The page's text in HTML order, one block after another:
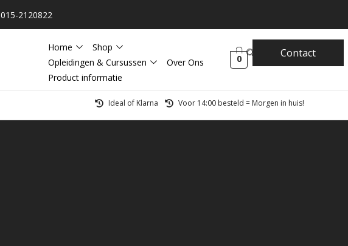
015-2120822
Home
Shop
Opleidingen & Cursussen
Over Ons
Product informatie
0 Contact
Ideal of Klarna Voor 14:00 besteld = Morgen in huis!